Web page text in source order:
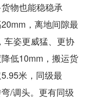
物也能稳稳承
，离地间隙最
车姿更威猛、更协
低10mm，搬运货
米，同级最
/调头。更有同级